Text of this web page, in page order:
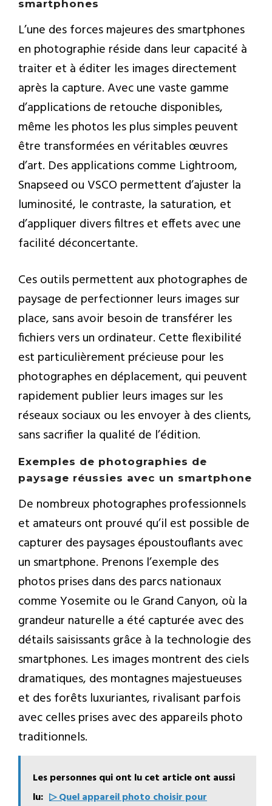
smartphones
L’une des forces majeures des smartphones
en photographie réside dans leur capacité à
traiter et à éditer les images directement
après la capture. Avec une vaste gamme
d’applications de retouche disponibles,
même les photos les plus simples peuvent
être transformées en véritables œuvres
d’art. Des applications comme Lightroom,
Snapseed ou VSCO permettent d’ajuster la
luminosité, le contraste, la saturation, et
d’appliquer divers filtres et effets avec une
facilité déconcertante.
Ces outils permettent aux photographes de
paysage de perfectionner leurs images sur
place, sans avoir besoin de transférer les
fichiers vers un ordinateur. Cette flexibilité
est particulièrement précieuse pour les
photographes en déplacement, qui peuvent
rapidement publier leurs images sur les
réseaux sociaux ou les envoyer à des clients,
sans sacrifier la qualité de l’édition.
Exemples de photographies de
paysage réussies avec un smartphone
De nombreux photographes professionnels
et amateurs ont prouvé qu’il est possible de
capturer des paysages époustouflants avec
un smartphone. Prenons l’exemple des
photos prises dans des parcs nationaux
comme Yosemite ou le Grand Canyon, où la
grandeur naturelle a été capturée avec des
détails saisissants grâce à la technologie des
smartphones. Les images montrent des ciels
dramatiques, des montagnes majestueuses
et des forêts luxuriantes, rivalisant parfois
avec celles prises avec des appareils photo
traditionnels.
Les personnes qui ont lu cet article ont aussi
lu: ▷ Quel appareil photo choisir pour